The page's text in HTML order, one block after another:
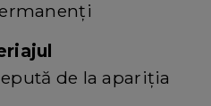
de la apariția